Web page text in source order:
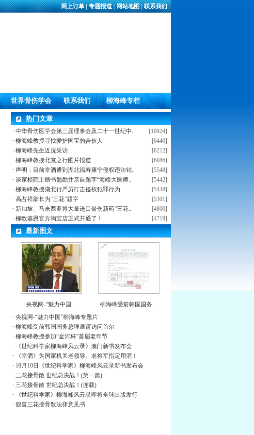
网上订单|专题报道|网站地图|联系我们
世界骨伤学会 联系我们 柳海峰专栏
热门文章
[10924]
· 中华骨伤医学会第三届理事会及二十一世纪中..
[6440]
· 柳海峰教授寻找爱护国宝的合伙人
[6212]
· 柳海峰先生近况采访
[6086]
· 柳海峰教授北京之行图片报道
[5548]
· 声明：目前幸酒遭到湖北福寿康宁侵权违法销..
[5442]
· 谈家桢院士赠书勉励并亲自题字“海峰大医师..
[5438]
· 柳海峰教授湖北行严厉打击侵权犯罪行为
[5301]
· 高占祥部长为“三花”题字
[4800]
· 新加坡、马来西亚将大量进口骨伤新药“三花..
[4719]
· 柳欧基恩官方淘宝店正式开通了！
最新图文
央视网-“魅力中国..
柳海峰受前韩国国务..
· 央视网-“魅力中国”柳海峰专题片
· 柳海峰受前韩国国务总理邀请访问首尔
· 柳海峰教授参加“金河杯”首届老年节
·
《世纪科学家柳海峰风云录》澳门新书发布会
·
《幸酒》为国家机关老领导、老将军指定用酒！
· 10月10日《世纪科学家》柳海峰风云录新书发布会
· 三花接骨散 世纪总决战！(第一篇)
· 三花接骨散 世纪总决战！(连载)
·
《世纪科学家》柳海峰风云录即将全球出版发行
· 假冒三花接骨散法律意见书